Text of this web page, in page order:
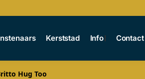
Kerststad Info Contact
Hug Too